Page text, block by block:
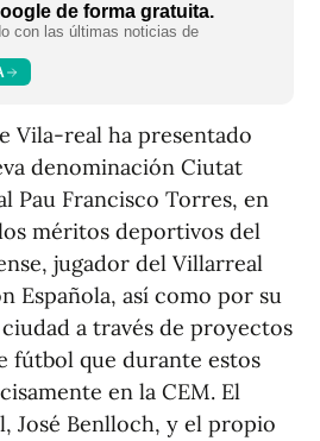
de forma gratuita.
con las últimas noticias de
Vila-real ha presentado
denominación Ciutat
Pau Francisco Torres, en
méritos deportivos del
jugador del Villarreal
Española, así como por su
a través de proyectos
fútbol que durante estos
en la CEM. El
José Benlloch, y el propio